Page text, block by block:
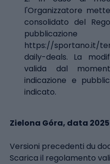
l'Organizzatore
consolidato del
https://sportano.it/
daily-deals. La
valida dal
indicazione e
indicato.
Zielona Góra, data
Versioni precedenti du
Scarica il regolamento